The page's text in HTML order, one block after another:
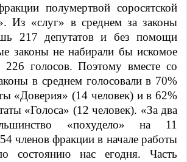
полумертвой соросятской
Из «слуг» в среднем за законы
217 депутатов и без помощи
законы не набирали бы искомое
226 голосов. Поэтому вместе со
в среднем голосовали в 70%
«Доверия» (14 человек) и в 62%
«Голоса» (12 человек). «За два
«похудело» на 11
членов фракции в начале работы
нас егодня. Часть